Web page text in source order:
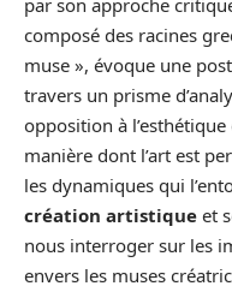
par son approche
composé des racines
muse », évoque une
travers un prisme
opposition à
manière dont l’art est
les dynamiques qui
création artistique et
nous interroger sur les
envers les muses